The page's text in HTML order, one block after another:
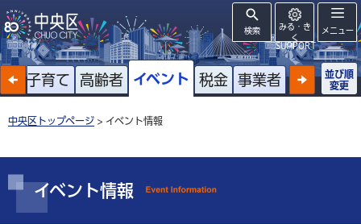
検索
みる・き
く
SUPPORT
メニュー
子育て 高齢者 イベント 税金 事業者
並び順
変更
中央区トップページ > イベント情報
イベント情報